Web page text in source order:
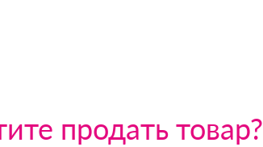
продать товар?